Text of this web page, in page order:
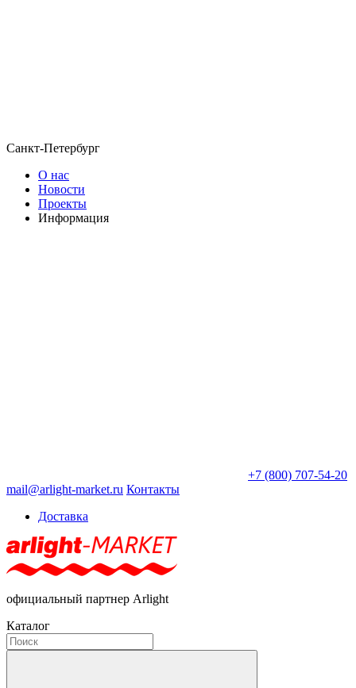
Санкт-Петербург
О нас
Новости
Проекты
Информация
+7 (800) 707-54-20
mail@arlight-market.ru Контакты
Доставка
официальный партнер Arlight
Каталог